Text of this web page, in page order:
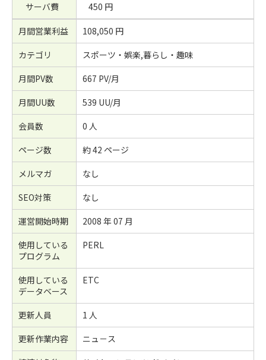
サーバ費
450 円
月間営業利益
108,050 円
カテゴリ
スポーツ・娯楽,暮らし・趣味
月間PV数
667 PV/月
月間UU数
539 UU/月
会員数
0 人
ページ数
約 42 ページ
メルマガ
なし
SEO対策
なし
運営開始時期
2008 年 07 月
使用している
プログラム
PERL
使用している
データベース
ETC
更新人員
1 人
更新作業内容
ニュ－ス